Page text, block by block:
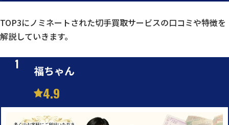
TOP3にノミネートされた切手買取サービスの口コミや特徴を
解説していきます。
福ちゃん
4.9